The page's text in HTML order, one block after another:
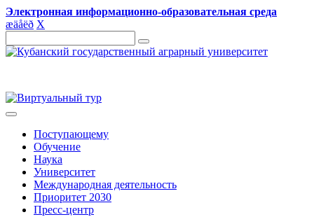
Электронная информационно-образовательная среда
æäåëð X
Поступающему
Обучение
Наука
Университет
Международная деятельность
Приоритет 2030
Пресс-центр